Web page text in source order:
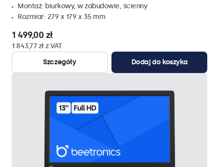
Montaż: biurkowy, w zabudowie, ścienny
Rozmiar: 279 x 179 x 35 mm
1 499,00 zł
1 843,77 zł z VAT
Szczegóły
Dodaj do koszyka